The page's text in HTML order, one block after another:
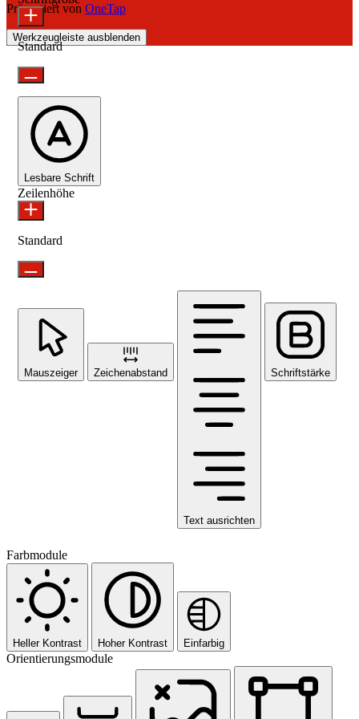
Präsentiert von OneTap
Werkzeugleiste ausblenden
Standard
Lesbare Schrift
Zeilenhöhe
Standard
Mauszeiger Zeichenabstand
Text ausrichten
Schriftstärke
Farbmodule
Heller Kontrast Hoher Kontrast Einfarbig
Orientierungsmodule